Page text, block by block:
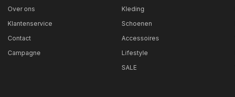
Over ons
Klantenservice
Contact
Campagne
Kleding
Schoenen
Accessoires
Lifestyle
SALE